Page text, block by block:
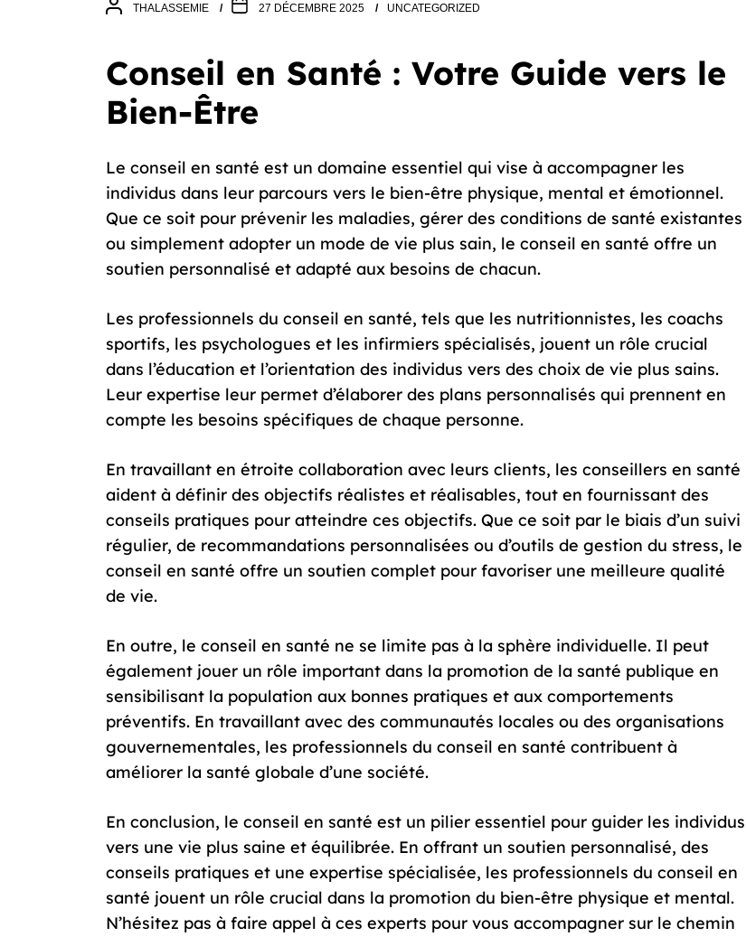
THALASSEMIE 27 DÉCEMBRE 2025 UNCATEGORIZED
Conseil en Santé : Votre Guide vers le
Bien-Être
Le conseil en santé est un domaine essentiel qui vise à accompagner les
individus dans leur parcours vers le bien-être physique, mental et émotionnel.
Que ce soit pour prévenir les maladies, gérer des conditions de santé existantes
ou simplement adopter un mode de vie plus sain, le conseil en santé offre un
soutien personnalisé et adapté aux besoins de chacun.
Les professionnels du conseil en santé, tels que les nutritionnistes, les coachs
sportifs, les psychologues et les infirmiers spécialisés, jouent un rôle crucial
dans l’éducation et l’orientation des individus vers des choix de vie plus sains.
Leur expertise leur permet d’élaborer des plans personnalisés qui prennent en
compte les besoins spécifiques de chaque personne.
En travaillant en étroite collaboration avec leurs clients, les conseillers en santé
aident à définir des objectifs réalistes et réalisables, tout en fournissant des
conseils pratiques pour atteindre ces objectifs. Que ce soit par le biais d’un suivi
régulier, de recommandations personnalisées ou d’outils de gestion du stress, le
conseil en santé offre un soutien complet pour favoriser une meilleure qualité
de vie.
En outre, le conseil en santé ne se limite pas à la sphère individuelle. Il peut
également jouer un rôle important dans la promotion de la santé publique en
sensibilisant la population aux bonnes pratiques et aux comportements
préventifs. En travaillant avec des communautés locales ou des organisations
gouvernementales, les professionnels du conseil en santé contribuent à
améliorer la santé globale d’une société.
En conclusion, le conseil en santé est un pilier essentiel pour guider les individus
vers une vie plus saine et équilibrée. En offrant un soutien personnalisé, des
conseils pratiques et une expertise spécialisée, les professionnels du conseil en
santé jouent un rôle crucial dans la promotion du bien-être physique et mental.
N’hésitez pas à faire appel à ces experts pour vous accompagner sur le chemin